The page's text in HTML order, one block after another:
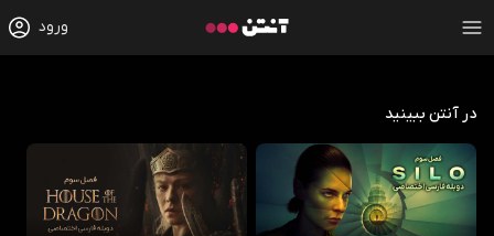
ورود
در آنتن ببینید